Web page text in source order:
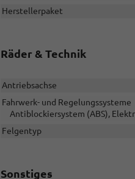
Herstellerpaket
Räder & Technik
Antriebsachse
Fahrwerk- und Regelungssysteme
Antiblockiersystem (ABS),
Felgentyp
Sonstiges